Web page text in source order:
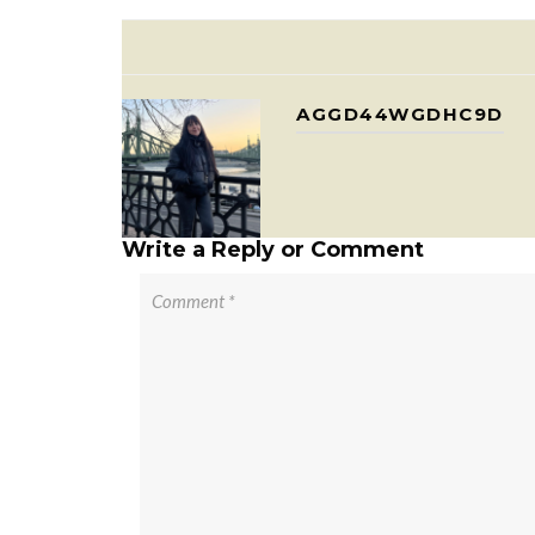
AGGD44WGDHC9D
Write a Reply or Comment